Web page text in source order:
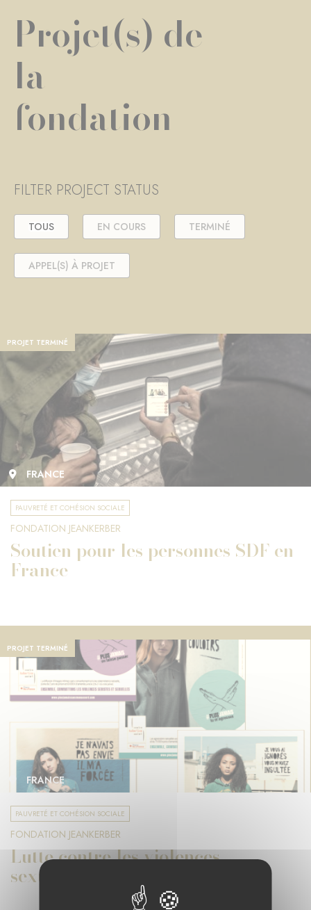
Projet(s) de
la
fondation
FILTER PROJECT STATUS
TOUS EN COURS TERMINÉ
APPEL(S) À PROJET
PROJET TERMINÉ
FRANCE
PAUVRETÉ ET COHÉSION SOCIALE
FONDATION JEANKERBER
Soutien pour les personnes SDF en
France
PROJET TERMINÉ
FRANCE
PAUVRETÉ ET COHÉSION SOCIALE
FONDATION JEANKERBER
Lutte contre les violences
sexuelles et sexistes en France